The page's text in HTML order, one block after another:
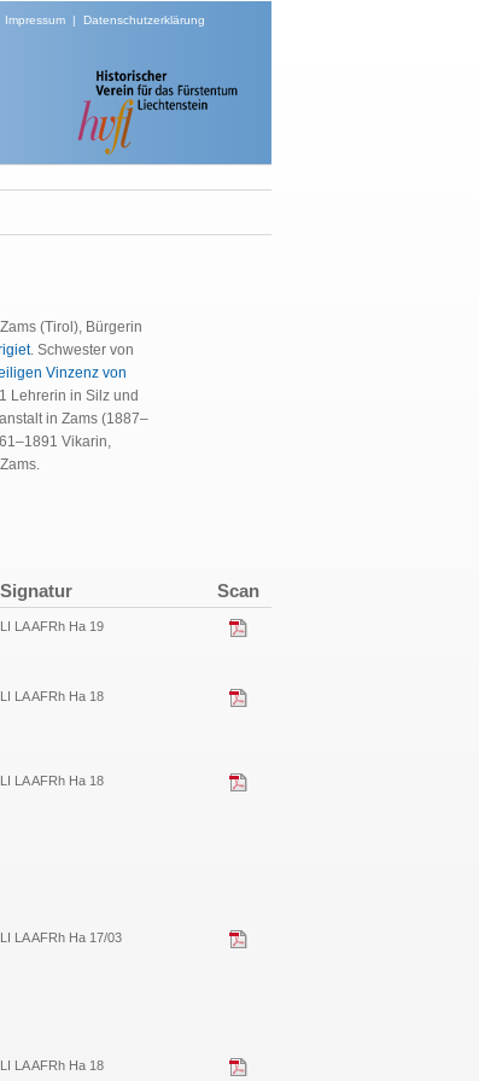
Impressum| Datenschutzerklärung
(Tirol), Bürgerin
. Schwester von
Vinzenz von
Lehrerin in Silz und
in Zams (1887–
Vikarin,
Signatur Scan
LI LA AFRh Ha 19
LI LA AFRh Ha 18
LI LA AFRh Ha 18
LI LA AFRh Ha 17/03
LI LA AFRh Ha 18